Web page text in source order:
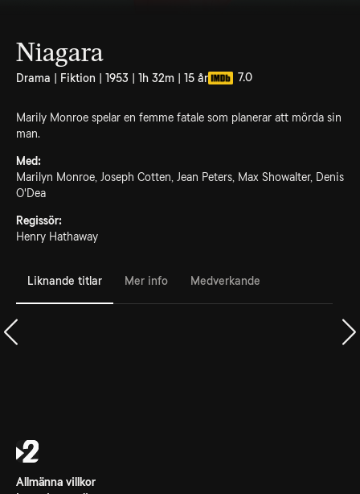
Niagara
Drama | Fiktion | 1953 | 1h 32m | 15 år 7.0
Marily Monroe spelar en femme fatale som planerar att mörda sin
man.
Med:
Marilyn Monroe, Joseph Cotten, Jean Peters, Max Showalter, Denis
O'Dea
Regissör:
Henry Hathaway
Liknande titlar Mer info Medverkande
Allmänna villkor